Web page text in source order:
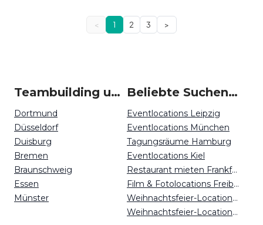
< 1 2 3 >
Teambuilding um Münsterland
Dortmund
Düsseldorf
Duisburg
Bremen
Braunschweig
Essen
Münster
Beliebte Suchen auf Event Inc
Eventlocations Leipzig
Eventlocations München
Tagungsräume Hamburg
Eventlocations Kiel
Restaurant mieten Frankfurt
Film & Fotolocations Freiburg
Weihnachtsfeier-Locations Köln
Weihnachtsfeier-Locations Bremen